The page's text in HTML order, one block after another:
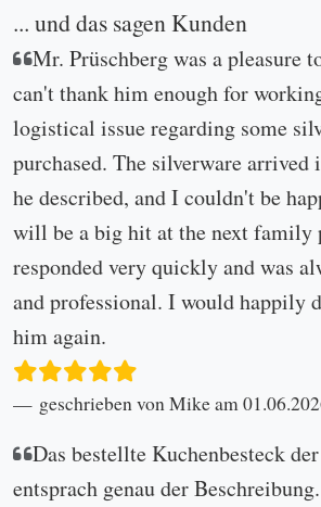
... und das sagen Kunden
Mr. Prüschberg was a pleasure
can't thank him enough for
logistical issue regarding some
purchased. The silverware
he described, and I couldn't be
will be a big hit at the next family
responded very quickly and was
and professional. I would happily
him again.
geschrieben von Mike am
Das bestellte Kuchenbesteck
entsprach genau der